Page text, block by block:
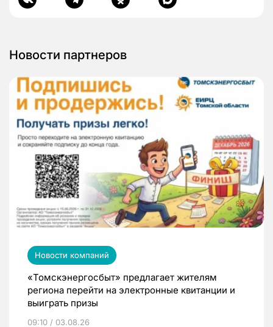
Новости партнеров
Новости компаний
«Томскэнергосбыт» предлагает жителям
региона перейти на электронные квитанции и
выиграть призы
09:10 / 03.08.26